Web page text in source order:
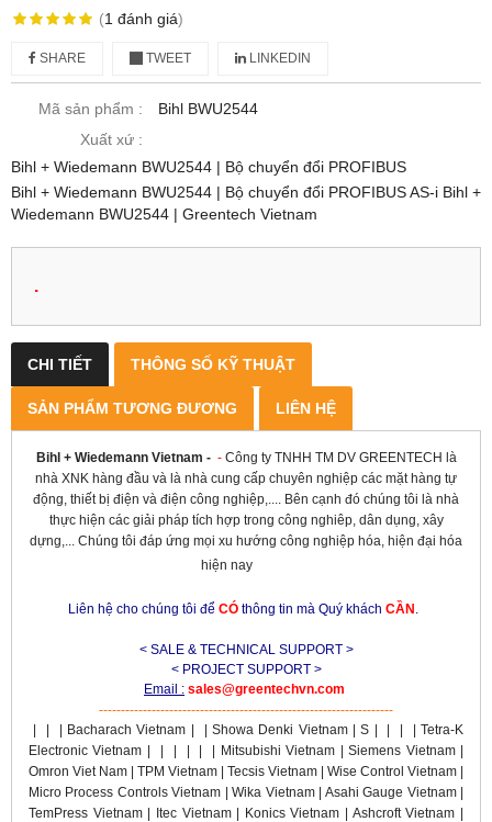
(1 đánh giá)
SHARE TWEET LINKEDIN
Mã sản phẩm :
Bihl BWU2544
Xuất xứ :
Bihl + Wiedemann BWU2544 | Bộ chuyển đổi PROFIBUS
Bihl + Wiedemann BWU2544 | Bộ chuyển đổi PROFIBUS AS-i Bihl +
Wiedemann BWU2544 | Greentech Vietnam
.
CHI TIẾT THÔNG SỐ KỸ THUẬT
SẢN PHẨM TƯƠNG ĐƯƠNG LIÊN HỆ
Bihl + Wiedemann Vietnam - - Công ty TNHH TM DV GREENTECH là
nhà XNK hàng đầu và là nhà cung cấp chuyên nghiệp các mặt hàng tự
động, thiết bị điện và điện công nghiệp,.... Bên cạnh đó chúng tôi là nhà
thực hiện các giải pháp tích hợp trong công nghiêp, dân dụng, xây
dựng,... Chúng tôi đáp ứng mọi xu hướng công nghiệp hóa, hiện đại hóa
hiện nay
Liên hệ cho chúng tôi để CÓthông tin mà Quý khách CẦN .
< SALE & TECHNICAL SUPPORT >
< PROJECT SUPPORT >
Email : sales@greentechvn.com
-------------------------------------------------------------------
Bacharach Vietnam | Showa Denki Vietnam | S
| Tetra-K
Electronic Vietnam |
| Mitsubishi Vietnam | Siemens Vietnam |
Omron Viet Nam | TPM Vietnam | Tecsis Vietnam | Wise Control Vietnam |
Micro Process Controls Vietnam | Wika Vietnam | Asahi Gauge Vietnam |
TemPress Vietnam | Itec Vietnam | Konics Vietnam | Ashcroft Vietnam |